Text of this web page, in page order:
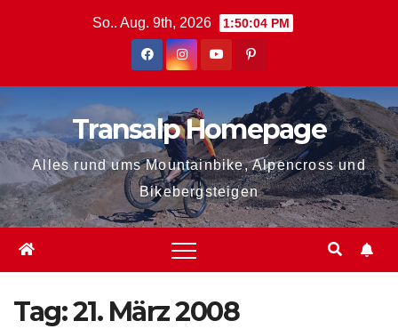
So.. Aug. 9th, 2026 1:50:05 PM
Transalp Homepage
Alles rund ums Mountainbike, Alpencross und
Bikebergsteigen
Tag:21. März 2008